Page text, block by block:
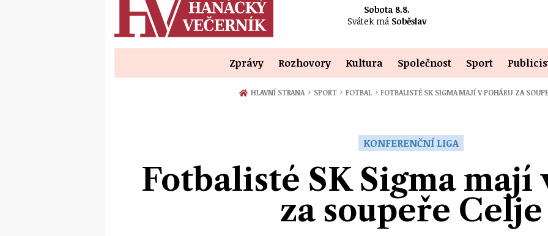
Sobota 8.8.
Svátek má Soběslav
Zprávy Rozhovory Kultura Společnost Sport
HLAVNÍ STRANA › SPORT › FOTBAL › FOTBALISTÉ SK SIGMA MAJÍ V POHÁRU ZA
KONFERENČNÍ LIGA
Fotbalisté SK Sigma mají
za soupeře Celje